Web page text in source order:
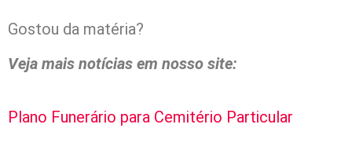
Gostou da matéria?
Veja mais notícias em nosso site:
Plano Funerário para Cemitério Particular